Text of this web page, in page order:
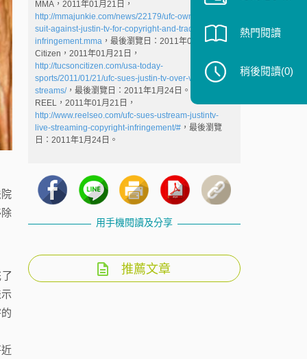
MMA，2011年01月21日，
http://mmajunkie.com/news/22179/ufc-owners-file-
suit-against-justin-tv-for-copyright-and-trademark-
infringement.mma，最後瀏覽日：2011年01月24日。
Citizen，2011年01月21日，
http://tucsoncitizen.com/usa-today-
sports/2011/01/21/ufc-sues-justin-tv-over-video-
streams/，最後瀏覽日：2011年1月24日。
REEL，2011年01月21日，
http://www.reelseo.com/ufc-sues-ustream-justintv-
live-streaming-copyright-infringement/#，最後瀏覽
日：2011年1月24日。
用手機閱讀及分享
推薦文章
熱門閱讀
稍後閱讀(0)